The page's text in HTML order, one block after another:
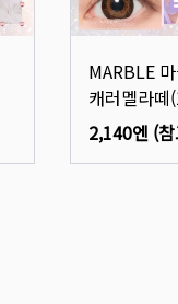
MARBLE
캐러멜라떼
2,140엔(참